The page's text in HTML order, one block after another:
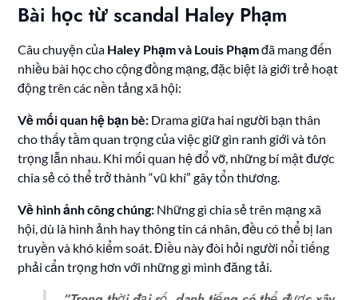
Bài học từ scandal Haley Phạm
Câu chuyện của Haley Phạm và Louis Phạmđã mang đến
nhiều bài học cho cộng đồng mạng, đặc biệt là giới trẻ hoạt
động trên các nền tảng xã hội:
Về mối quan hệ bạn bè: Drama giữa hai người bạn thân
cho thấy tầm quan trọng của việc giữ gìn ranh giới và tôn
trọng lẫn nhau. Khi mối quan hệ đổ vỡ, những bí mật được
chia sẻ có thể trở thành “vũ khí” gây tổn thương.
Về hình ảnh công chúng: Những gì chia sẻ trên mạng xã
hội, dù là hình ảnh hay thông tin cá nhân, đều có thể bị lan
truyền và khó kiểm soát. Điều này đòi hỏi người nổi tiếng
phải cẩn trọng hơn với những gì mình đăng tải.